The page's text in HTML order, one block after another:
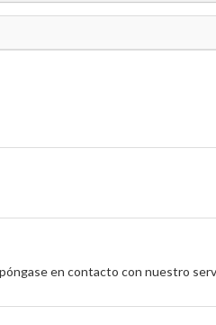
en contacto con nuestro